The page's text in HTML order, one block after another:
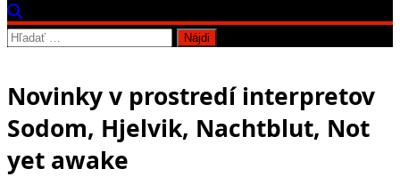
Hľadať:
Novinky v prostredí interpretov
Sodom, Hjelvik, Nachtblut, Not
yet awake